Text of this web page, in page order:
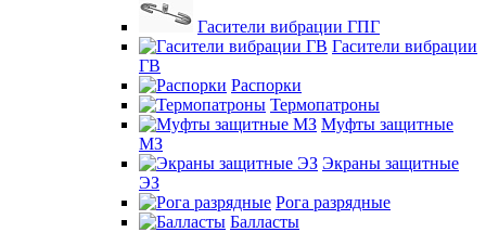
Гасители вибрации ГПГ
Гасители вибрации
ГВ
Распорки
Термопатроны
Муфты защитные
МЗ
Экраны защитные
ЭЗ
Рога разрядные
Балласты